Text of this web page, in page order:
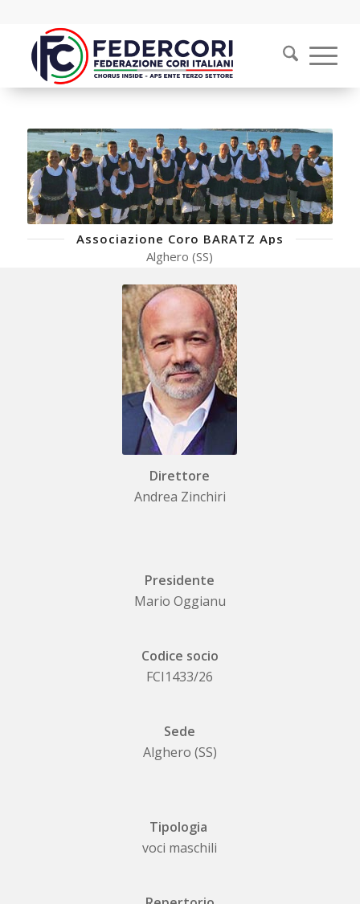
Associazione Coro BARATZ Aps
Alghero (SS)
Direttore
Andrea Zinchiri
Presidente
Mario Oggianu
Codice socio
FCI1433/26
Sede
Alghero (SS)
Tipologia
voci maschili